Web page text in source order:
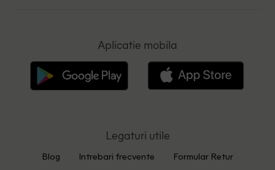
Aplicatie mobila
Legaturi utile
Blog Intrebari frecvente Formular Retur